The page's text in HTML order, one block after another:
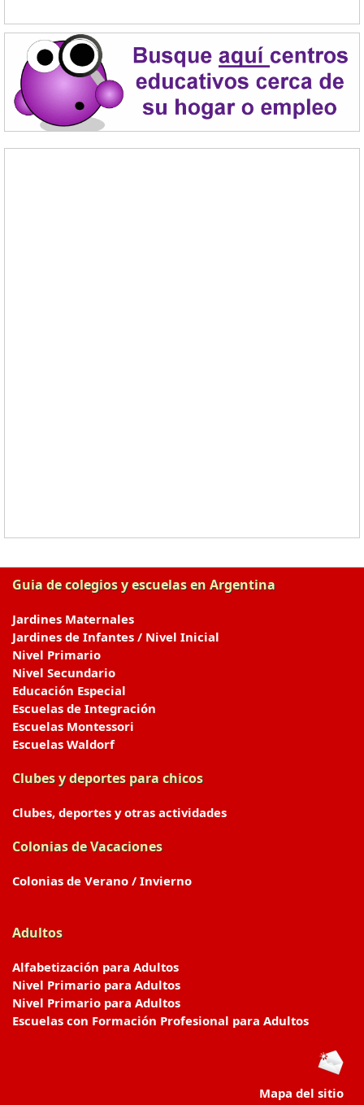
Guia de colegios y escuelas en Argentina
Jardines Maternales
Jardines de Infantes / Nivel Inicial
Nivel Primario
Nivel Secundario
Educación Especial
Escuelas de Integración
Escuelas Montessori
Escuelas Waldorf
Clubes y deportes para chicos
Clubes, deportes y otras actividades
Colonias de Vacaciones
Colonias de Verano / Invierno
Adultos
Alfabetización para Adultos
Nivel Primario para Adultos
Nivel Primario para Adultos
Escuelas con Formación Profesional para Adultos
Mapa del sitio